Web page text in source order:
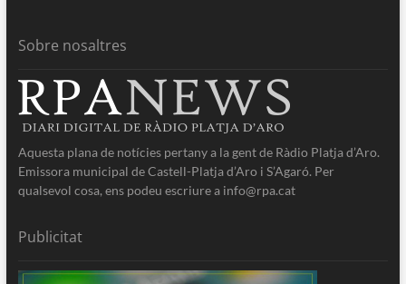
Sobre nosaltres
Aquesta plana de notícies pertany a la gent de Ràdio Platja d’Aro.
Emissora municipal de Castell-Platja d’Aro i S’Agaró. Per
qualsevol cosa, ens podeu escriure a info@rpa.cat
Publicitat